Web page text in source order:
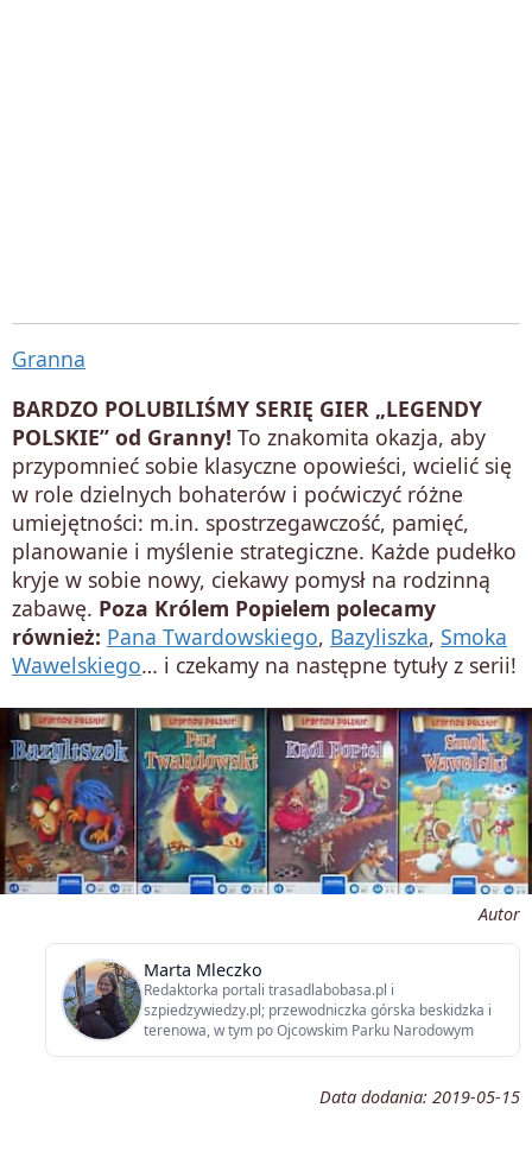
Granna
BARDZO POLUBILIŚMY SERIĘ GIER „LEGENDY
POLSKIE” od Granny! To znakomita okazja, aby
przypomnieć sobie klasyczne opowieści, wcielić się
w role dzielnych bohaterów i poćwiczyć różne
umiejętności: m.in. spostrzegawczość, pamięć,
planowanie i myślenie strategiczne. Każde pudełko
kryje w sobie nowy, ciekawy pomysł na rodzinną
zabawę. Poza Królem Popielem polecamy
również: Pana Twardowskiego, Bazyliszka, Smoka
Wawelskiego… i czekamy na następne tytuły z serii!
Autor
Marta Mleczko
Redaktorka portali trasadlabobasa.pl i
szpiedzywiedzy.pl; przewodniczka górska beskidzka i
terenowa, w tym po Ojcowskim Parku Narodowym
Data dodania: 2019-05-15